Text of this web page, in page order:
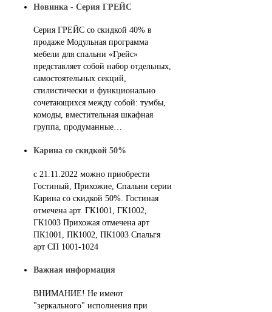
Новинка - Серия ГРЕЙС
Серия ГРЕЙС со скидкой 40% в
продаже Модульная программа
мебели для спальни «Грейс»
представляет собой набор отдельных,
самостоятельных секций,
стилистически и функционально
сочетающихся между собой: тумбы,
комоды, вместительная шкафная
группа, продуманные…
Карина со скидкой 50%
с 21.11.2022 можно приобрести
Гостиный, Прихожие, Спальни серии
Карина со скидкой 50%. Гостиная
отмечена арт. ГК1001, ГК1002,
ГК1003 Прихожая отмечена арт
ПК1001, ПК1002, ПК1003 Спальгя
арт СП 1001-1024
Важная информация
ВНИМАНИЕ! Не имеют
"зеркального" исполнения при